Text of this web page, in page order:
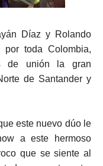
Díaz y Rolando
toda Colombia,
de unión la gran
de Santander y
este nuevo dúo le
a este hermoso
que se siente al